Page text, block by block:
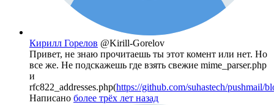
Кирилл Горелов @Kirill-Gorelov
Привет, не знаю прочитаешь ты этот комент или нет. Но
все же. Не подскажешь где взять свежие mime_parser.php
и
rfc822_addresses.php(https://github.com/suhastech/pushmail/
Написано более трёх лет назад